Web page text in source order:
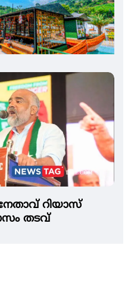
റിയാസ്
തടവ്